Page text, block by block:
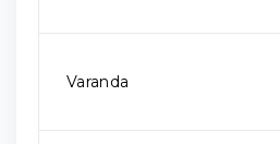
Varanda